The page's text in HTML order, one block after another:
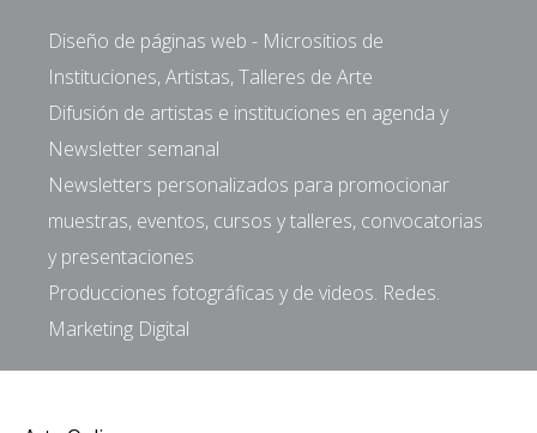
Diseño de páginas web - Micrositios de
Instituciones, Artistas, Talleres de Arte
Difusión de artistas e instituciones en agenda y
Newsletter semanal
Newsletters personalizados para promocionar
muestras, eventos, cursos y talleres, convocatorias
y presentaciones
Producciones fotográficas y de videos. Redes.
Marketing Digital